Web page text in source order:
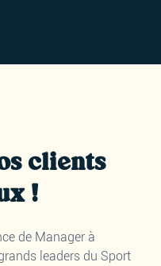
clients
!
de Manager à
leaders du Sport